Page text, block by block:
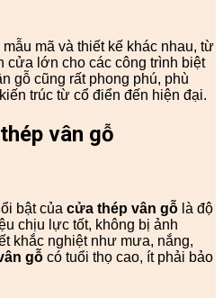
mã và thiết kế khác nhau, từ
cửa lớn cho các công trình biệt
gỗ cũng rất phong phú, phù
trúc từ cổ điển đến hiện đại.
vân gỗ
bật của cửa thép vân gỗ là độ
chịu lực tốt, không bị ảnh
khắc nghiệt như mưa, nắng,
gỗ có tuổi thọ cao, ít phải bảo